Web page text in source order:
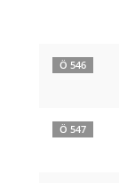
Ö 546
Ö 547